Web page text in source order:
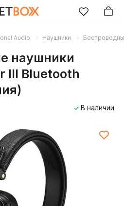
Audio Наушники
наушники
III Bluetooth
В наличии